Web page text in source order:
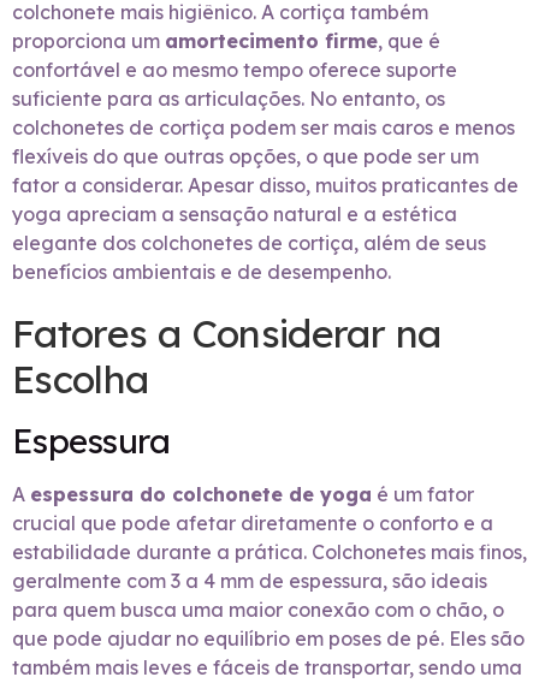
colchonete mais higiênico. A cortiça também
proporciona um amortecimento firme, que é
confortável e ao mesmo tempo oferece suporte
suficiente para as articulações. No entanto, os
colchonetes de cortiça podem ser mais caros e menos
flexíveis do que outras opções, o que pode ser um
fator a considerar. Apesar disso, muitos praticantes de
yoga apreciam a sensação natural e a estética
elegante dos colchonetes de cortiça, além de seus
benefícios ambientais e de desempenho.
Fatores a Considerar na
Escolha
Espessura
A espessura do colchonete de yoga é um fator
crucial que pode afetar diretamente o conforto e a
estabilidade durante a prática. Colchonetes mais finos,
geralmente com 3 a 4 mm de espessura, são ideais
para quem busca uma maior conexão com o chão, o
que pode ajudar no equilíbrio em poses de pé. Eles são
também mais leves e fáceis de transportar, sendo uma